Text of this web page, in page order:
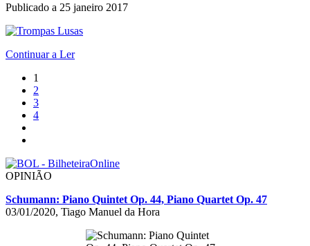
Publicado a 25 janeiro 2017
Continuar a Ler
1
2
3
4
OPINIÃO
Schumann: Piano Quintet Op. 44, Piano Quartet Op. 47
03/01/2020, Tiago Manuel da Hora